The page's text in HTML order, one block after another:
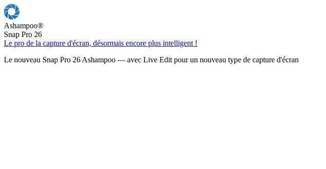
Ashampoo®
Snap Pro 26
Le pro de la capture d'écran, désormais encore plus intelligent !
Le nouveau Snap Pro 26 Ashampoo — avec Live Edit pour un nouveau type de capture d'écran